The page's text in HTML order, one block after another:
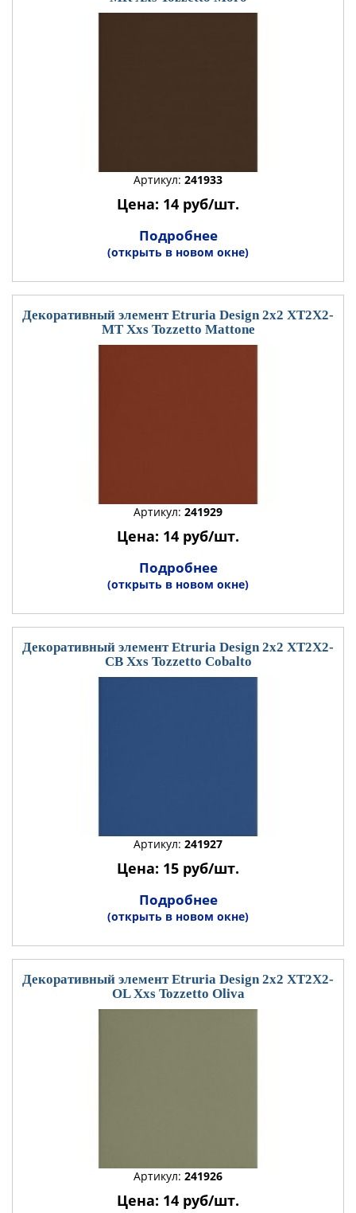
Артикул: 241933
Цена: 14 руб/шт.
Подробнее
(открыть в новом окне)
Декоративный элемент Etruria Design 2x2 XT2X2-
MT Xxs Tozzetto Mattone
Артикул: 241929
Цена: 14 руб/шт.
Подробнее
(открыть в новом окне)
Декоративный элемент Etruria Design 2x2 XT2X2-
CB Xxs Tozzetto Cobalto
Артикул: 241927
Цена: 15 руб/шт.
Подробнее
(открыть в новом окне)
Декоративный элемент Etruria Design 2x2 XT2X2-
OL Xxs Tozzetto Oliva
Артикул: 241926
Цена: 14 руб/шт.